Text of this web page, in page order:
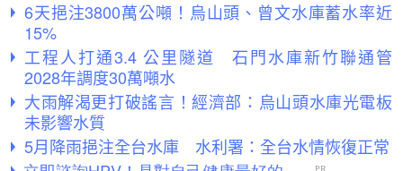
6天挹注3800萬公噸！烏山頭、曾文水庫蓄水率近
15%
工程人打通3.4 公里隧道 石門水庫新竹聯通管
2028年調度30萬噸水
大雨解渴更打破謠言！經濟部：烏山頭水庫光電板
未影響水質
5月降雨挹注全台水庫 水利署：全台水情恢復正常